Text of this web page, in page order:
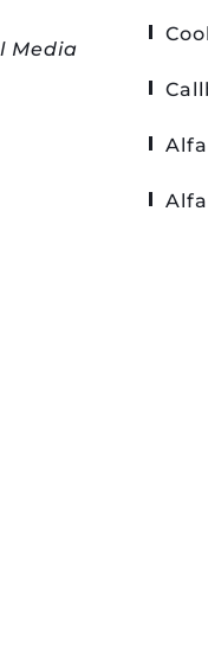
Media